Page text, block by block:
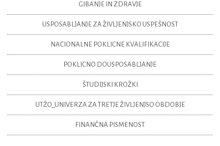
GIBANJE IN ZDRAVJE
USPOSABLJANJE ZA ŽIVLJENJSKO USPEŠNOST
NACIONALNE POKLICNE KVALIFIKACIJE
POKLICNO DOUSPOSABLJANJE
ŠTUDIJSKI KROŽKI
UTŽO_UNIVERZA ZA TRETJE ŽIVLJENJSO OBDOBJE
FINANČNA PISMENOST